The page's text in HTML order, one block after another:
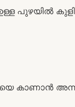
ഉള്ള പുഴയിൽ
കാണാൻ